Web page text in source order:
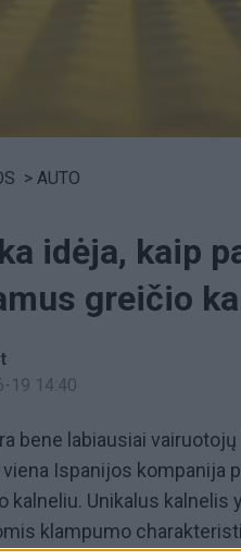
> AUTO
idėja, kaip
greičio
19 14:40
bene labiausiai
Ispanijos kompanija
kalneliu. Unikalus
klampumo